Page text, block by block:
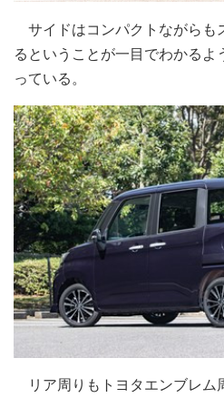
サイドはコンパクトながらも
るということが一目でわかる
っている。
リア周りもトヨタエンブレム